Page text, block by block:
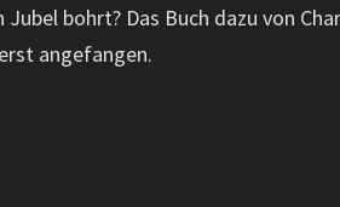
bohrt? Das Buch dazu von
angefangen.